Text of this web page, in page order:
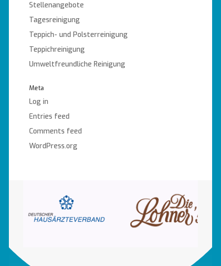
Stellenangebote
Tagesreinigung
Teppich- und Polsterreinigung
Teppichreinigung
Umweltfreundliche Reinigung
Meta
Log in
Entries feed
Comments feed
WordPress.org